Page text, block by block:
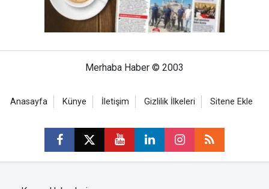
Merhaba Haber © 2003
Anasayfa Künye İletişim Gizlilik İlkeleri Sitene Ekle